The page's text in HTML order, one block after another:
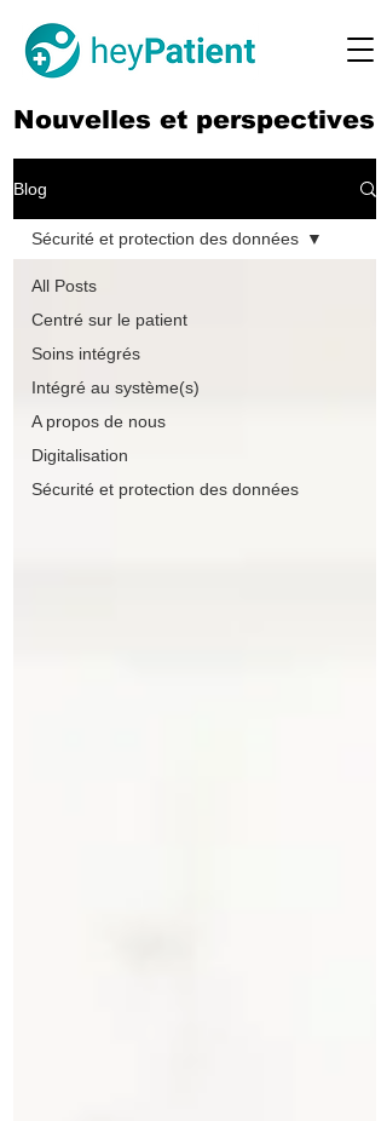
Nouvelles et perspectives
Blog
All Posts
Centré sur le patient
Soins intégrés
Intégré au système(s)
A propos de nous
Digitalisation
Sécurité et protection des données
Sécurité et protection des données